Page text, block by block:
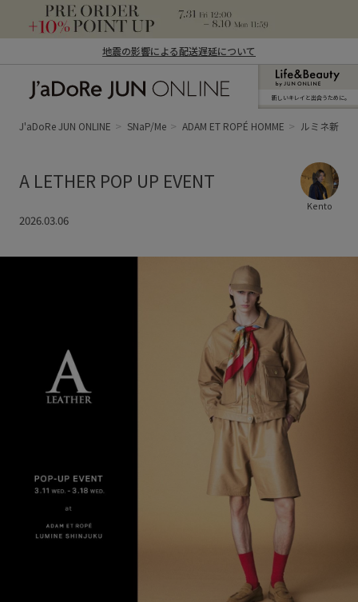
地震の影響による配送遅延について
ン オンライン）
新しいキレイと出合うために。
J'aDoRe JUN ONLINE SNaP/Me ADAM ET ROPÉ HOMME ルミネ新宿
A LETHER POP UP EVENT
Kento
2026.03.06